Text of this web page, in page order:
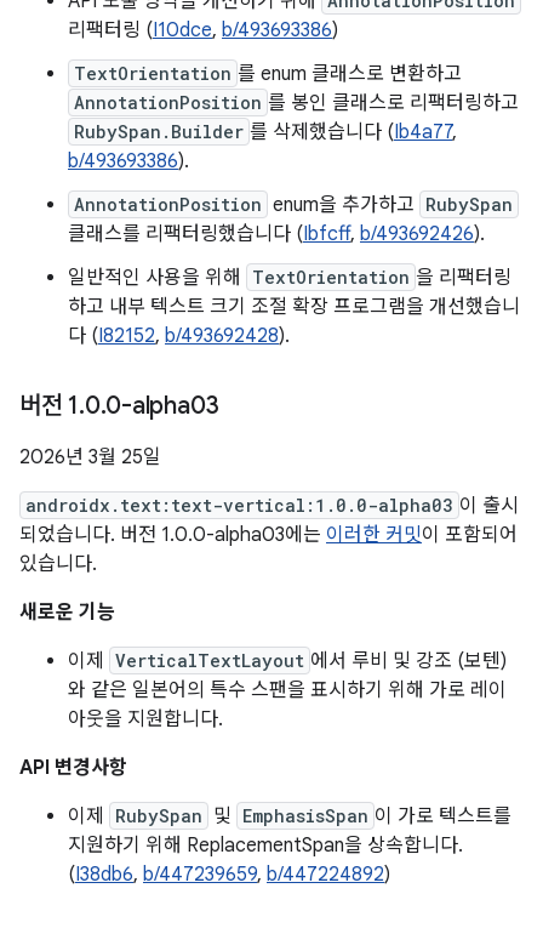
리팩터링 (I10dce, b/493693386)
TextOrientation 를 enum 클래스로 변환하고
AnnotationPosition 를 봉인 클래스로 리팩터링하고
RubySpan.Builder 를 삭제했습니다 (Ib4a77,
b/493693386).
AnnotationPosition enum을 추가하고 RubySpan
클래스를 리팩터링했습니다 (Ibfcff, b/493692426).
일반적인 사용을 위해
TextOrientation 을 리팩터링
하고 내부 텍스트 크기 조절 확장 프로그램을 개선했습니
다 (I82152, b/493692428).
버전 1.0.0-alpha03
2026년 3월 25일
androidx.text:text-vertical:1.0.0-alpha03 이 출시
되었습니다. 버전 1.0.0-alpha03에는 이러한 커밋이 포함되어
있습니다.
새로운 기능
이제
VerticalTextLayout 에서 루비 및 강조 (보텐)
와 같은 일본어의 특수 스팬을 표시하기 위해 가로 레이
아웃을 지원합니다.
API 변경사항
이제
RubySpan 및 EmphasisSpan 이 가로 텍스트를
지원하기 위해 ReplacementSpan을 상속합니다.
(I38db6, b/447239659, b/447224892)